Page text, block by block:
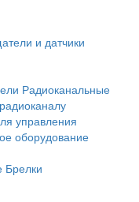
и датчики
Радиоканальные
управления
оборудование
Брелки